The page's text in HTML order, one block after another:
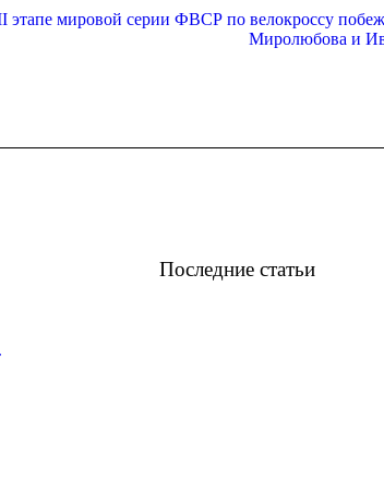
этапе мировой серии ФВСР по велокроссу
Миролюбова и
Последние статьи